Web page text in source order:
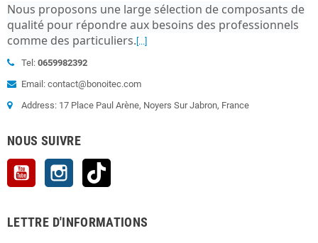
Nous proposons une large sélection de composants de
qualité pour répondre aux besoins des professionnels
comme des particuliers. [...]
Tel: 0659982392
Email: contact@bonoitec.com
Address: 17 Place Paul Arène, Noyers Sur Jabron, France
NOUS SUIVRE
YouTube Instagram
LETTRE D'INFORMATIONS